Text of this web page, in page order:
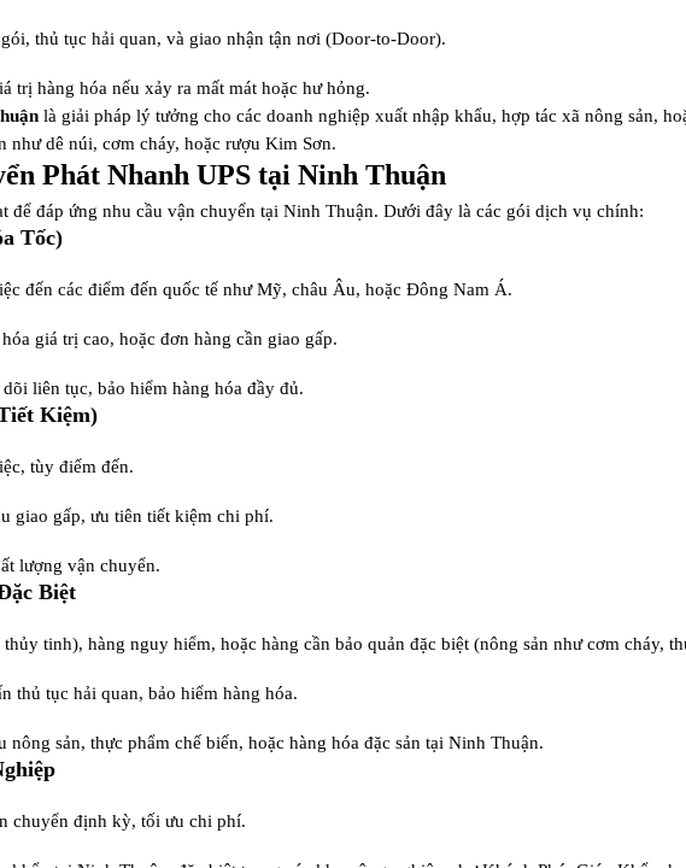
thủ tục hải quan, và giao nhận tận nơi (Door-to-Door).
trị hàng hóa nếu xảy ra mất mát hoặc hư hỏng.
là giải pháp lý tưởng cho các doanh nghiệp xuất nhập khẩu, hợp tác xã nông sản,
như dê núi, cơm cháy, hoặc rượu Kim Sơn.
Phát Nhanh UPS tại Ninh Thuận
để đáp ứng nhu cầu vận chuyển tại Ninh Thuận. Dưới đây là các gói dịch vụ chính:
Tốc)
đến các điểm đến quốc tế như Mỹ, châu Âu, hoặc Đông Nam Á.
giá trị cao, hoặc đơn hàng cần giao gấp.
liên tục, bảo hiểm hàng hóa đầy đủ.
Kiệm)
tùy điểm đến.
giao gấp, ưu tiên tiết kiệm chi phí.
lượng vận chuyển.
Biệt
tinh), hàng nguy hiểm, hoặc hàng cần bảo quản đặc biệt (nông sản như cơm cháy,
thủ tục hải quan, bảo hiểm hàng hóa.
nông sản, thực phẩm chế biến, hoặc hàng hóa đặc sản tại Ninh Thuận.
chuyển định kỳ, tối ưu chi phí.